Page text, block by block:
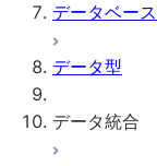
データベー
データ型
データ統合